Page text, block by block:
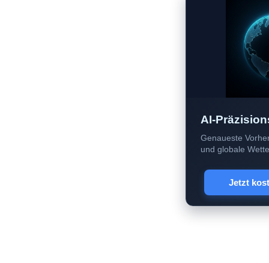
AI-
Genaueste
und globale
Jetzt